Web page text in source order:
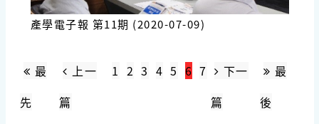
產學電子報 第11期 (2020-07-09)
最
先
上一
篇
1 2 3 4 5 6 7
下一
篇
最
後